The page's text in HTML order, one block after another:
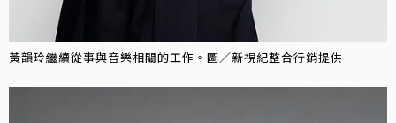
黃韻玲繼續從事與音樂相關的工作。圖／新視紀整合行銷提供